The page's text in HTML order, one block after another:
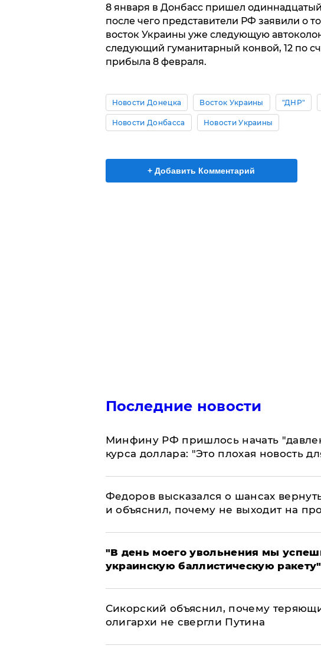
8 января в Донбасс пришел
после чего представители РФ заявили о
восток Украины уже следующую
следующий гуманитарный конвой, 12 по
прибыла 8 февраля.
Новости Донецка Восток Украины "ДНР"
Новости Донбасса Новости Украины
+ Добавить Комментарий
Последние новости
Минфину РФ пришлось начать
курса доллара: "Это плохая новость
Федоров высказался о шансах
и объяснил, почему не выходит на
​"В день моего увольнения мы
украинскую баллистическую
Сикорский объяснил, почему
олигархи не свергли Путина